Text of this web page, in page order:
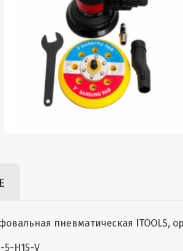
пневматическая ITOOLS,
5-H15-V